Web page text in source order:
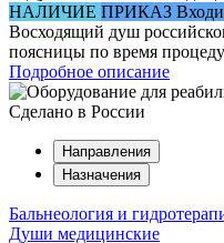
НАЛИЧИЕ ПРИКАЗ
Восходящий душ
поясницы по время
Подробное описание
Сделано в России
Направления
Назначения
Бальнеология и
Души медицинские